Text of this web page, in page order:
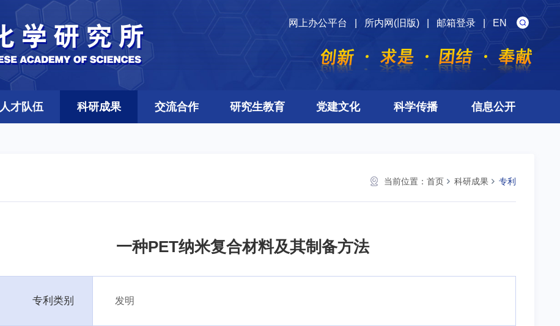
网上办公平台 所内网(旧版) 邮箱登录 |EN
人才队伍 科研成果 交流合作 研究生教育 党建文化 科学传播 信息公开
当前位置： 首页 科研成果 专利
一种PET纳米复合材料及其制备方法
专利类别 发明